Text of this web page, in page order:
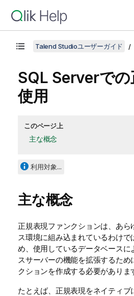
Talend Studioユーザーガイド
SQL Serverで
使用
このページ上
主な概念
利用対象...
主な概念
正規表現ファンクションは、あら
ス環境に組み込まれているわけで
め、使用しているデータベースに
スサーバーの機能を拡張するた
クションを作成する必要がありま
たとえば、正規表現をネイティ